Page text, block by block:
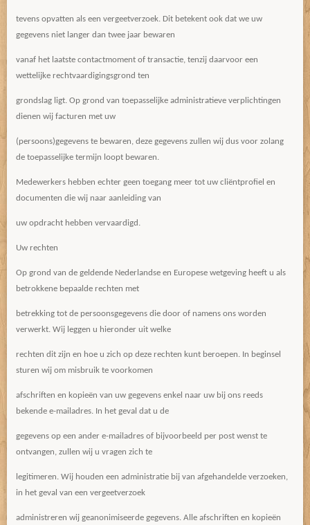
tevens opvatten als een vergeetverzoek. Dit betekent ook dat we uw
gegevens niet langer dan twee jaar bewaren
vanaf het laatste contactmoment of transactie, tenzij daarvoor een
wettelijke rechtvaardigingsgrond ten
grondslag ligt. Op grond van toepasselijke administratieve verplichtingen
dienen wij facturen met uw
(persoons)gegevens te bewaren, deze gegevens zullen wij dus voor zolang
de toepasselijke termijn loopt bewaren.
Medewerkers hebben echter geen toegang meer tot uw cliëntprofiel en
documenten die wij naar aanleiding van
uw opdracht hebben vervaardigd.
Uw rechten
Op grond van de geldende Nederlandse en Europese wetgeving heeft u als
betrokkene bepaalde rechten met
betrekking tot de persoonsgegevens die door of namens ons worden
verwerkt. Wij leggen u hieronder uit welke
rechten dit zijn en hoe u zich op deze rechten kunt beroepen. In beginsel
sturen wij om misbruik te voorkomen
afschriften en kopieën van uw gegevens enkel naar uw bij ons reeds
bekende e-mailadres. In het geval dat u de
gegevens op een ander e-mailadres of bijvoorbeeld per post wenst te
ontvangen, zullen wij u vragen zich te
legitimeren. Wij houden een administratie bij van afgehandelde verzoeken,
in het geval van een vergeetverzoek
administreren wij geanonimiseerde gegevens. Alle afschriften en kopieën